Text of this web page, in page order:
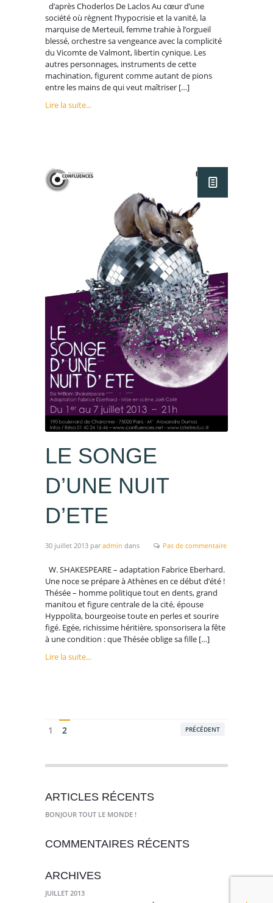
d’après Choderlos De Laclos Au cœur d’une
société où règnent l’hypocrisie et la vanité, la
marquise de Merteuil, femme trahie à l’orgueil
blessé, orchestre sa vengeance avec la complicité
du Vicomte de Valmont, libertin cynique. Les
autres personnages, instruments de cette
machination, figurent comme autant de pions
entre les mains de qui veut maîtriser […]
Lire la suite...
LE SONGE
D’UNE NUIT
D’ETE
30 juillet 2013 paradmin dans Pas de commentaire
W. SHAKESPEARE – adaptation Fabrice Eberhard.
Une noce se prépare à Athènes en ce début d’été !
Thésée – homme politique tout en dents, grand
manitou et figure centrale de la cité, épouse
Hyppolita, bourgeoise toute en perles et sourire
figé. Egée, richissime héritière, sponsorisera la fête
à une condition : que Thésée oblige sa fille […]
Lire la suite...
1 2 PRÉCÉDENT
ARTICLES RÉCENTS
BONJOUR TOUT LE MONDE !
COMMENTAIRES RÉCENTS
ARCHIVES
JUILLET 2013